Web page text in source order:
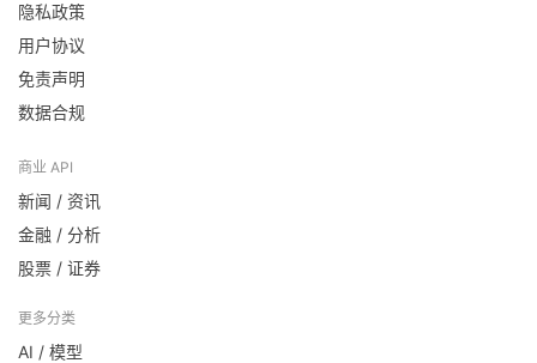
隐私政策
用户协议
免责声明
数据合规
商业 API
新闻 / 资讯
金融 / 分析
股票 / 证券
更多分类
AI / 模型